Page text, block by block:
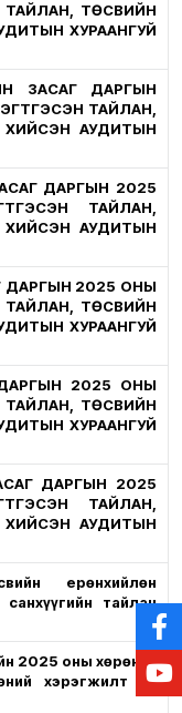
ТАЙЛАН, ТӨСВИЙН
ХУРААНГУЙ
ЗАСАГ ДАРГЫН
ТАЙЛАН,
ХИЙСЭН АУДИТЫН
ДАРГЫН 2025
ТАЙЛАН,
ХИЙСЭН АУДИТЫН
ДАРГЫН 2025 ОНЫ
ТАЙЛАН, ТӨСВИЙН
ХУРААНГУЙ
2025 ОНЫ
ТАЙЛАН, ТӨСВИЙН
ХУРААНГУЙ
ДАРГЫН 2025
ТАЙЛАН,
ХИЙСЭН АУДИТЫН
ерөнхийлөн
тайлан
2025 оны хөрөнгө
хэрэгжилт үр